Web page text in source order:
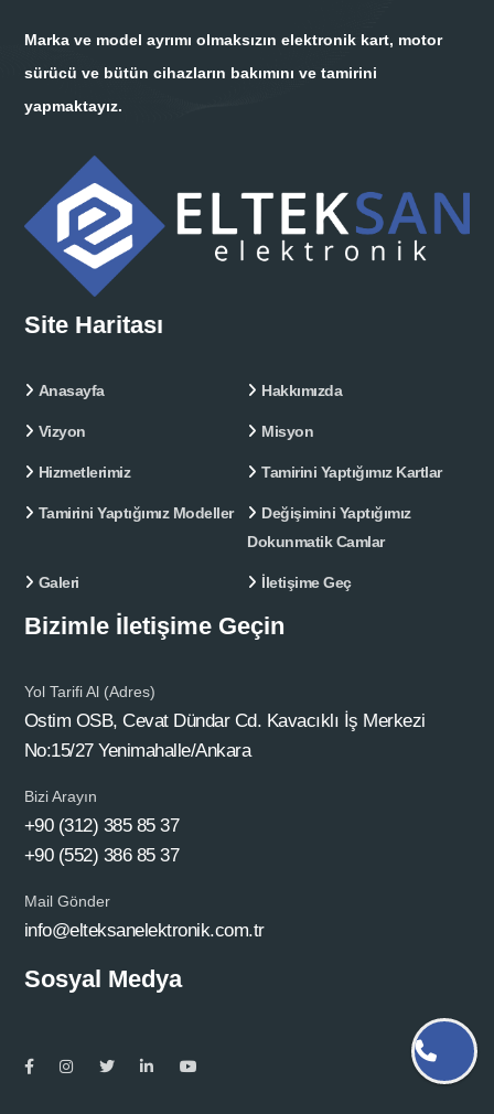
Marka ve model ayrımı olmaksızın elektronik kart, motor
sürücü ve bütün cihazların bakımını ve tamirini
yapmaktayız.
Site Haritası
Anasayfa Hakkımızda
Vizyon Misyon
Hizmetlerimiz Tamirini Yaptığımız Kartlar
Tamirini Yaptığımız Modeller
Değişimini Yaptığımız
Dokunmatik Camlar
Galeri İletişime Geç
Bizimle İletişime Geçin
Yol Tarifi Al (Adres)
Ostim OSB, Cevat Dündar Cd. Kavacıklı İş Merkezi
No:15/27 Yenimahalle/Ankara
Bizi Arayın
+90 (312) 385 85 37
+90 (552) 386 85 37
Mail Gönder
info@elteksanelektronik.com.tr
Sosyal Medya